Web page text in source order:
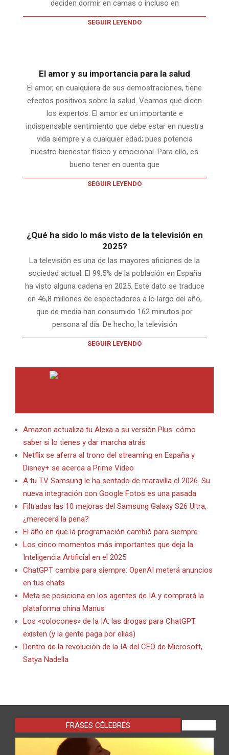
deciden dormir en camas o incluso en
SEGUIR LEYENDO
El amor y su importancia para la salud
El amor, en cualquiera de sus demostraciones, tiene
efectos positivos sobre la salud. Veamos qué dicen
los expertos. El amor es un importante e
indispensable sentimiento que debe estar en nuestra
vida siempre y a cualquier edad; pues potencia
nuestro bienestar físico y emocional. Para ello, es
bueno tener en cuenta que
SEGUIR LEYENDO
¿Qué ha sido lo más visto de la televisión en
2025?
La televisión es una de las mayores aficiones de la
sociedad actual. El 99,5% de la población en España
ha visto alguna cadena en 2025. Este dato se traduce
en 46,8 millones de espectadores a lo largo del año,
que de media han consumido 162 minutos por
persona al día. De hecho, la televisión
SEGUIR LEYENDO
Amazon actualiza tu Alexa a su versión Plus: cómo
saber si lo tienes y dar marcha atrás
Netflix se aferra al trono del streaming en España y
Disney+ se acerca a Prime Video
A tu TV Samsung le ha sentado de maravilla el 2026. Su
nueva integración con Google Fotos es una pasada
Filtradas las 10 mejoras del Samsung Galaxy S26 Ultra,
¿merecerá la pena?
El año en que la programación cambió para siempre
Los cinco momentos más importantes que deja la
Inteligencia Artificial en el 2025
ChatGPT cambia para siempre: OpenAI meterá anuncios
en tus chats
Meta se posiciona en los agentes de IA y comprará la
plataforma china Manus
Los «colocones» de la IA: las drogas para ChatGPT
existen (y la gente paga por ellas)
Dentro de la revolución de la IA del CEO de Microsoft,
Satya Nadella
FRASES CÉLEBRES